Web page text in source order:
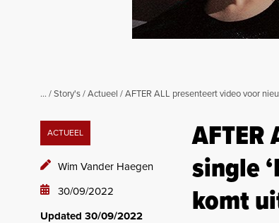
... /Story's/Actueel /AFTER ALL presenteert video voor nieuwe single
ACTUEEL
Wim Vander Haegen
30/09/2022
Updated 30/09/2022
single
komt